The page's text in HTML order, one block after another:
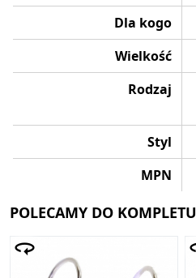
Dla kogo
Wielkość
Rodzaj
Styl
MPN
POLECAMY DO KOMPLETU